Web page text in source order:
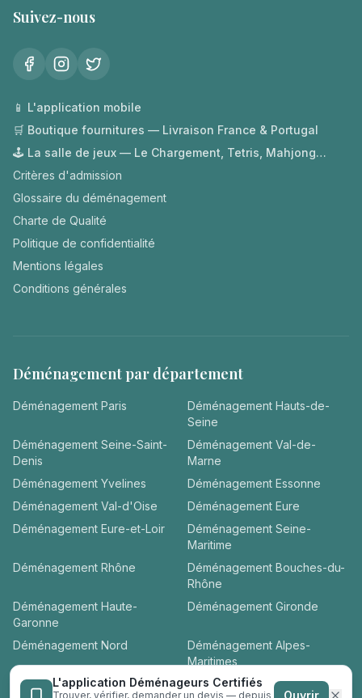
Suivez-nous
📱 L'application mobile
🛒 Boutique fournitures — Livraison France & Portugal
🕹️ La salle de jeux — Le Chargement, Tetris, Mahjong…
Critères d'admission
Glossaire du déménagement
Charte de Qualité
Politique de confidentialité
Mentions légales
Conditions générales
Déménagement par département
Déménagement Paris Déménagement Hauts-de-
Seine
Déménagement Seine-Saint-
Denis
Déménagement Val-de-
Marne
Déménagement Yvelines Déménagement Essonne
Déménagement Val-d'Oise Déménagement Eure
Déménagement Eure-et-Loir Déménagement Seine-
Maritime
Déménagement Rhône Déménagement Bouches-du-
Rhône
Déménagement Haute-
Garonne
Déménagement Gironde
Déménagement Nord Déménagement Alpes-
Maritimes
DéménagementLoire-
DéménagementHérault
L'application Déménageurs Certifiés
Trouver, vérifier, demander un devis — depuis Ouvrir